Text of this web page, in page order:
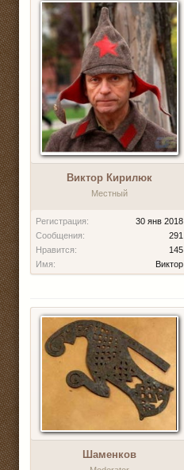
Виктор Кирилюк
Местный
Регистрация:
30 янв 2018
Сообщения:
291
Нравится:
145
Имя:
Виктор
Шаменков